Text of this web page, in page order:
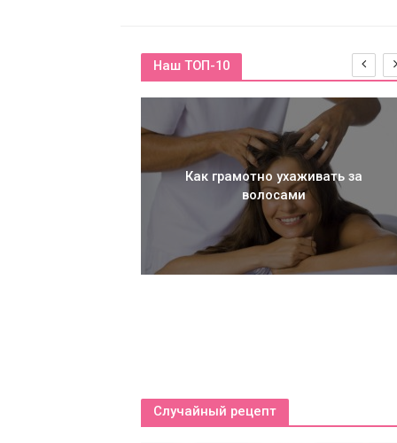
Наш ТОП-10
Как грамотно ухаживать за
волосами
Случайный рецепт